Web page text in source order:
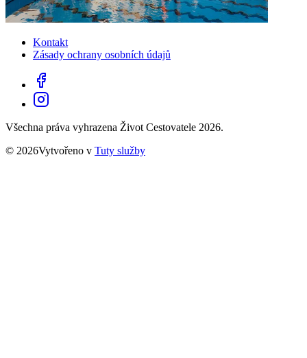
Kontakt
Zásady ochrany osobních údajů
Všechna práva vyhrazena Život Cestovatele 2026.
© 2026Vytvořeno v Tuty služby